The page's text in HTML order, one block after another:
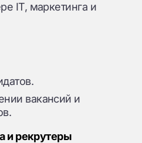
IT, маркетинга и
вакансий и
и рекрутеры